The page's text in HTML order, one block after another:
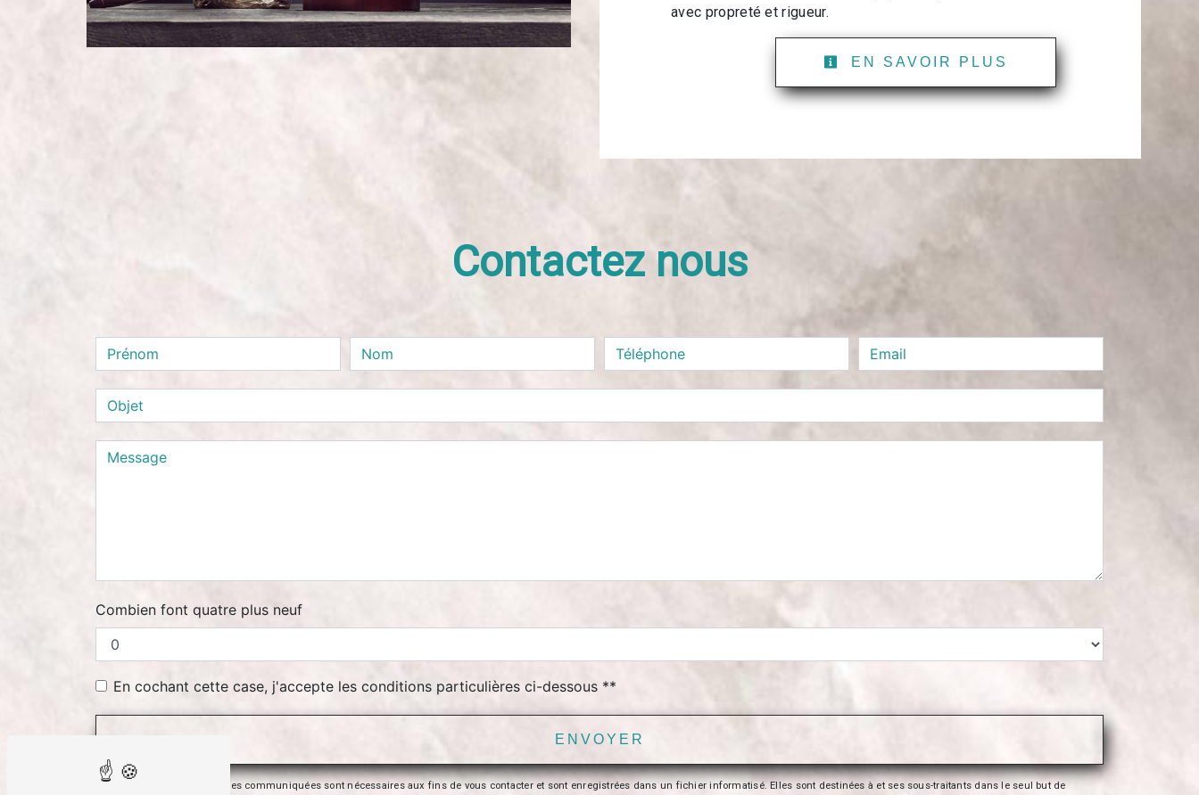
avec propreté et rigueur.
EN SAVOIR PLUS
Contactez nous
Combien font quatre plus neuf
En cochant cette case, j'accepte les conditions particulières ci-dessous **
ENVOYER
** Les données personnelles communiquées sont nécessaires aux fins de vous contacter et sont enregistrées dans un fichier informatisé. Elles sont destinées à et ses sous-traitants dans le seul but de